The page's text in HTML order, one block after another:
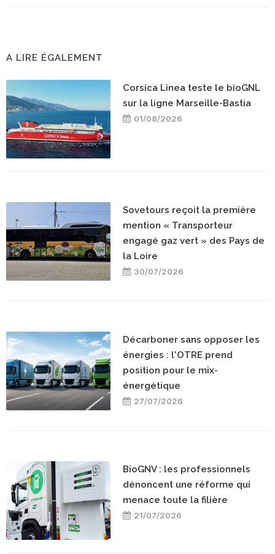
A LIRE ÉGALEMENT
Corsica Linea teste le bioGNL
sur la ligne Marseille-Bastia
01/08/2026
Sovetours reçoit la première
mention « Transporteur
engagé gaz vert » des Pays de
la Loire
30/07/2026
Décarboner sans opposer les
énergies : l'OTRE prend
position pour le mix-
énergétique
27/07/2026
BioGNV : les professionnels
dénoncent une réforme qui
menace toute la filière
21/07/2026